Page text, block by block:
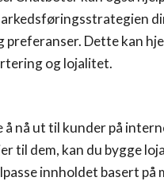
Dette kan
og lojalitet.
ut til kunder på
til dem, kan du bygge
innholdet basert